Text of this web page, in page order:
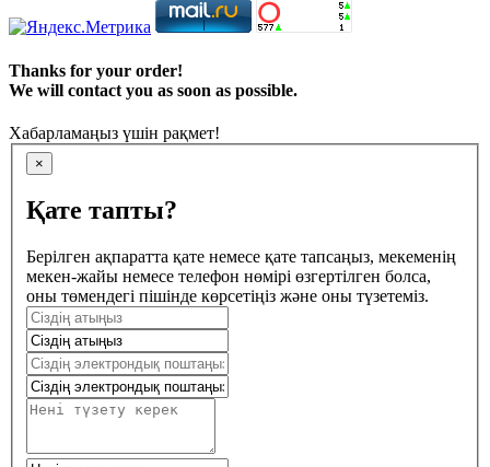
Thanks for your order!
We will contact you as soon as possible.
Хабарламаңыз үшін рақмет!
×
Қате тапты?
Берілген ақпаратта қате немесе қате тапсаңыз, мекеменің
мекен-жайы немесе телефон нөмірі өзгертілген болса,
оны төмендегі пішінде көрсетіңіз және оны түзетеміз.